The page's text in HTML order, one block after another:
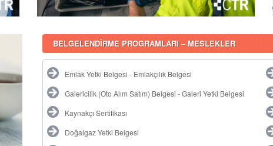
BELGELENDİRME PROGRAMLARI – MESLEKLER
Emlak Yetki Belgesi - Emlakçılık Belgesi
Galericilik (Oto Alım Satım) Belgesi - Galeri Yetki Belgesi
Kaynakçı Sertifikası
Doğalgaz Yetki Belgesi